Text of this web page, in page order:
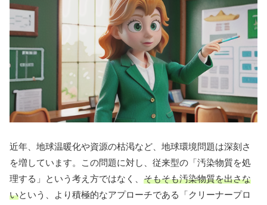
近年、地球温暖化や資源の枯渇など、地球環境問題は深刻さ
を増しています。この問題に対し、従来型の「汚染物質を処
理する」という考え方ではなく、 そもそも汚染物質を出さな
いという、より積極的なアプローチである「クリーナープロ